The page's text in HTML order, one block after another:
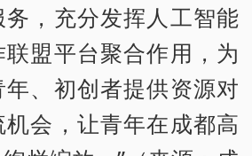
，充分发挥人工智能
盟平台聚合作用，为
、初创者提供资源对
会，让青年在成都高